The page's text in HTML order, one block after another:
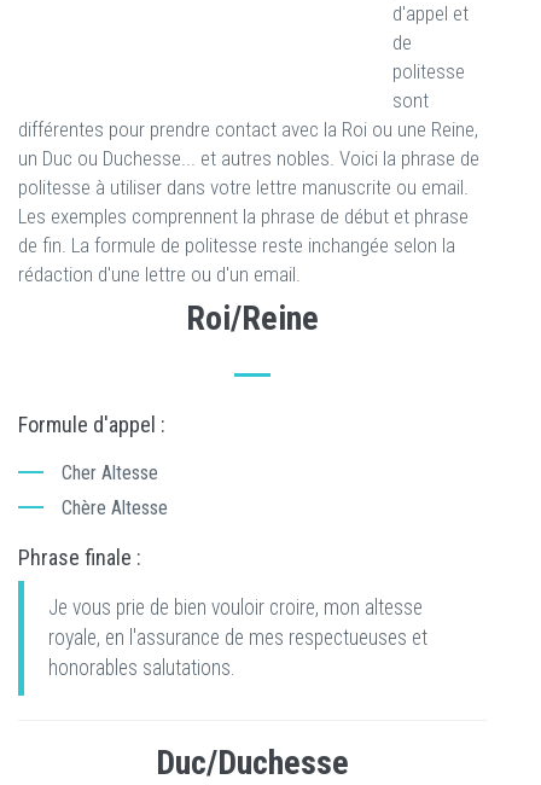
d'appel et
de
politesse
sont
différentes pour prendre contact avec la Roi ou une Reine,
un Duc ou Duchesse... et autres nobles. Voici la phrase de
politesse à utiliser dans votre lettre manuscrite ou email.
Les exemples comprennent la phrase de début et phrase
de fin. La formule de politesse reste inchangée selon la
rédaction d'une lettre ou d'un email.
Roi/Reine
Formule d'appel :
Cher Altesse
Chère Altesse
Phrase finale :
Je vous prie de bien vouloir croire, mon altesse
royale, en l'assurance de mes respectueuses et
honorables salutations.
Duc/Duchesse